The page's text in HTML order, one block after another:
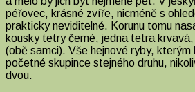
péřovec, krásné zvíře, nicméně s
prakticky neviditelné. Korunu tomu
kousky tetry černé, jedna tetra
(obě samci). Vše hejnové ryby, kterým
početné skupince stejného druhu,
dvou.